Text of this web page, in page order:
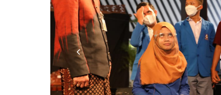
Previous